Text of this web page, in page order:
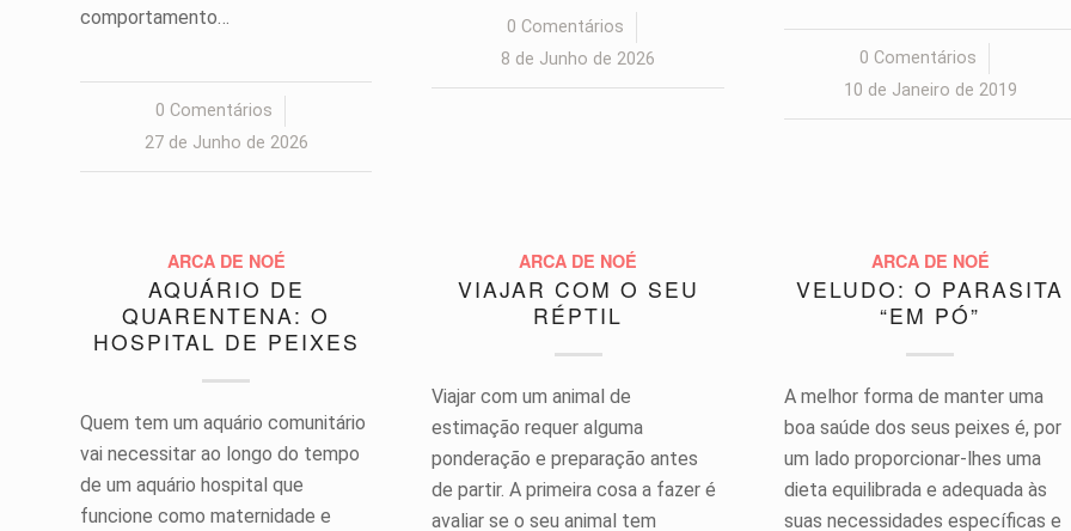
comportamento…
0 Comentários
/
27 de Junho de 2026
0 Comentários
/
8 de Junho de 2026
0 Comentários
/
10 de Janeiro de 2019
ARCA DE NOÉ
AQUÁRIO DE
QUARENTENA: O
HOSPITAL DE PEIXES
Quem tem um aquário comunitário
vai necessitar ao longo do tempo
de um aquário hospital que
funcione como maternidade e
ARCA DE NOÉ
VIAJAR COM O SEU
RÉPTIL
Viajar com um animal de
estimação requer alguma
ponderação e preparação antes
de partir. A primeira cosa a fazer é
avaliar se o seu animal tem
ARCA DE NOÉ
VELUDO: O PARASITA
“EM PÓ”
A melhor forma de manter uma
boa saúde dos seus peixes é, por
um lado proporcionar-lhes uma
dieta equilibrada e adequada às
suas necessidades específicas e